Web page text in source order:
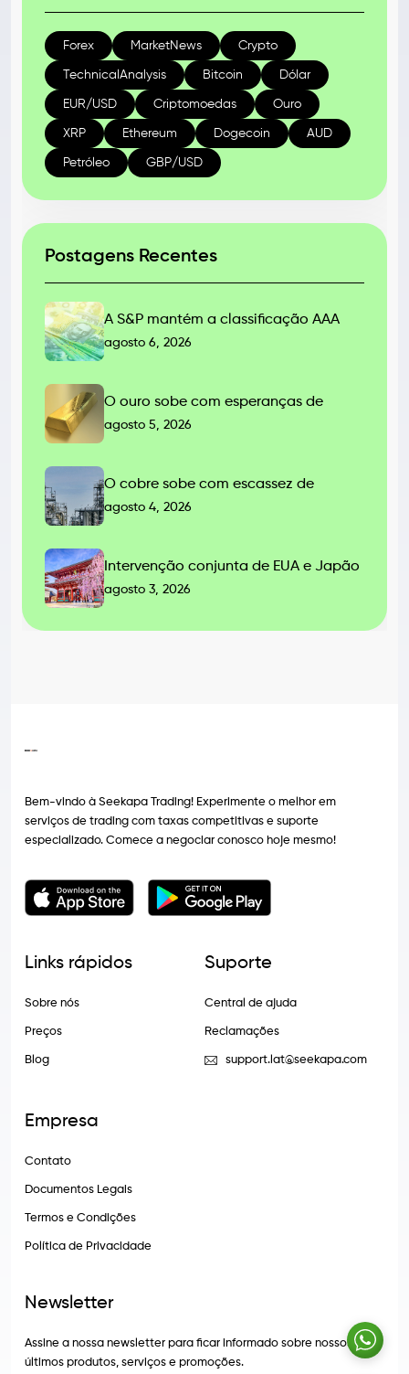
Forex MarketNews Crypto
TechnicalAnalysis Bitcoin Dólar
EUR/USD Criptomoedas Ouro
XRP Ethereum Dogecoin AUD
Petróleo GBP/USD
Postagens Recentes
A S&P mantém a classificação AAA
agosto 6, 2026
O ouro sobe com esperanças de
agosto 5, 2026
O cobre sobe com escassez de
agosto 4, 2026
Intervenção conjunta de EUA e Japão
agosto 3, 2026
Bem-vindo à Seekapa Trading! Experimente o melhor em
serviços de trading com taxas competitivas e suporte
especializado. Comece a negociar conosco hoje mesmo!
Links rápidos
Sobre nós
Preços
Blog
Suporte
Central de ajuda
Reclamações
support.lat@seekapa.com
Empresa
Contato
Documentos Legais
Termos e Condições
Política de Privacidade
Newsletter
Assine a nossa newsletter para ficar informado sobre nossos
últimos produtos, serviços e promoções.